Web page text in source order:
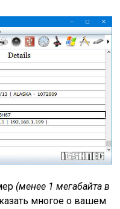
(менее 1 мегабайта в
многое о вашем